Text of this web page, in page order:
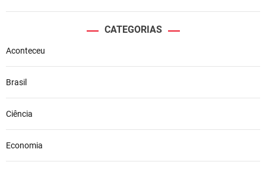
CATEGORIAS
Aconteceu
Brasil
Ciência
Economia